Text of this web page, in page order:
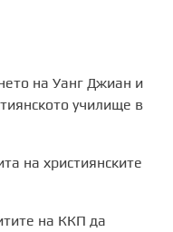
на Уанг Джиан и
училище в
на християнските
на ККП да